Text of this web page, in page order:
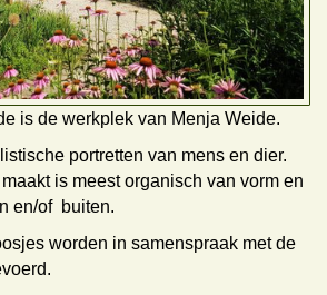
is de werkplek van Menja Weide.
portretten van mens en dier.
is meest organisch van vorm en
en/of buiten.
worden in samenspraak met de